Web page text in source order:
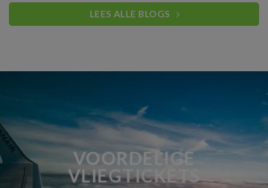
LEES ALLE BLOGS
VOORDELIGE
VLIEGTICKETS